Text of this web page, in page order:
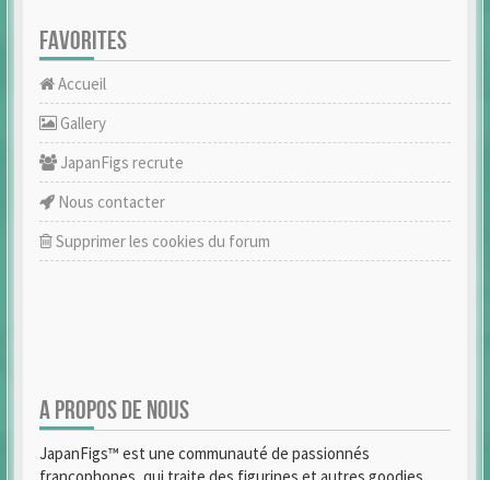
FAVORITES
Accueil
Gallery
JapanFigs recrute
Nous contacter
Supprimer les cookies du forum
A PROPOS DE NOUS
JapanFigs™ est une communauté de passionnés